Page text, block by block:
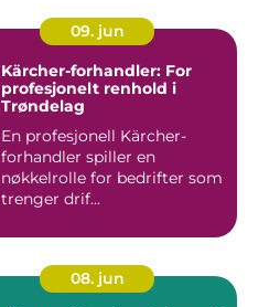
09. jun
Kärcher-forhandler: For
profesjonelt renhold i
Trøndelag
En profesjonell Kärcher-
forhandler spiller en
nøkkelrolle for bedrifter som
trenger drif...
08. jun